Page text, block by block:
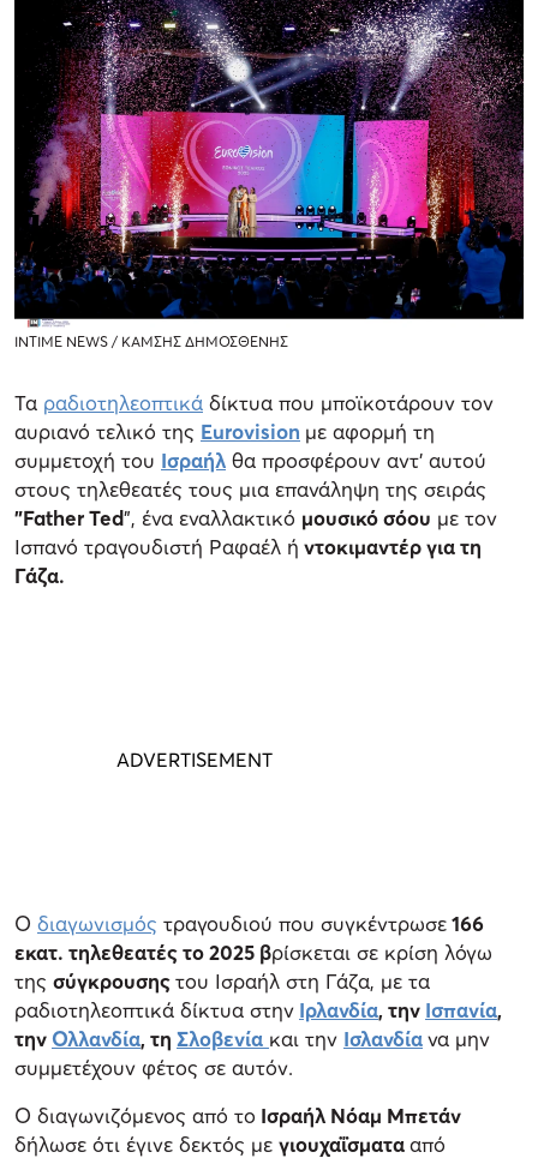
INTIME NEWS / ΚΑΜΣΗΣ ΔΗΜΟΣΘΕΝΗΣ
Τα ραδιοτηλεοπτικά δίκτυα που μποϊκοτάρουν τον
αυριανό τελικό της Eurovision με αφορμή τη
συμμετοχή του Ισραήλ θα προσφέρουν αντ’ αυτού
στους τηλεθεατές τους μια επανάληψη της σειράς
"Father Ted", ένα εναλλακτικό μουσικό σόου με τον
Ισπανό τραγουδιστή Ραφαέλ ή ντοκιμαντέρ για τη
Γάζα.
Ο διαγωνισμός τραγουδιού που συγκέντρωσε166
εκατ. τηλεθεατές το 2025 βρίσκεται σε κρίση λόγω
της σύγκρουσηςτου Ισραήλ στη Γάζα, με τα
ραδιοτηλεοπτικά δίκτυα στην Ιρλανδία, την Ισπανία,
τηνΟλλανδία, τη Σλοβενία και την Ισλανδίανα μην
συμμετέχουν φέτος σε αυτόν.
Ο διαγωνιζόμενος από το Ισραήλ Νόαμ Μπετάν
δήλωσε ότι έγινε δεκτός με γιουχαΐσματααπό